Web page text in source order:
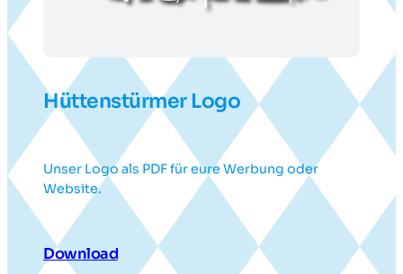
Hüttenstürmer Logo
Unser Logo als PDF für eure Werbung oder
Website.
Download